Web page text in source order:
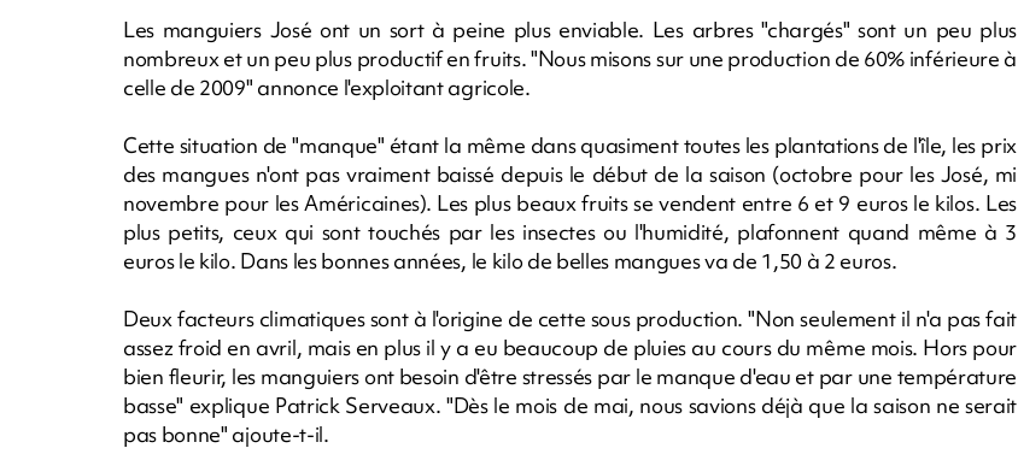
Les manguiers José ont un sort à peine plus enviable. Les arbres "chargés" sont un peu plus
nombreux et un peu plus productif en fruits. "Nous misons sur une production de 60% inférieure à
celle de 2009" annonce l'exploitant agricole.
Cette situation de "manque" étant la même dans quasiment toutes les plantations de l'île, les prix
des mangues n'ont pas vraiment baissé depuis le début de la saison (octobre pour les José, mi
novembre pour les Américaines). Les plus beaux fruits se vendent entre 6 et 9 euros le kilos. Les
plus petits, ceux qui sont touchés par les insectes ou l'humidité, plafonnent quand même à 3
euros le kilo. Dans les bonnes années, le kilo de belles mangues va de 1,50 à 2 euros.
Deux facteurs climatiques sont à l'origine de cette sous production. "Non seulement il n'a pas fait
assez froid en avril, mais en plus il y a eu beaucoup de pluies au cours du même mois. Hors pour
bien fleurir, les manguiers ont besoin d'être stressés par le manque d'eau et par une température
basse" explique Patrick Serveaux. "Dès le mois de mai, nous savions déjà que la saison ne serait
pas bonne" ajoute-t-il.